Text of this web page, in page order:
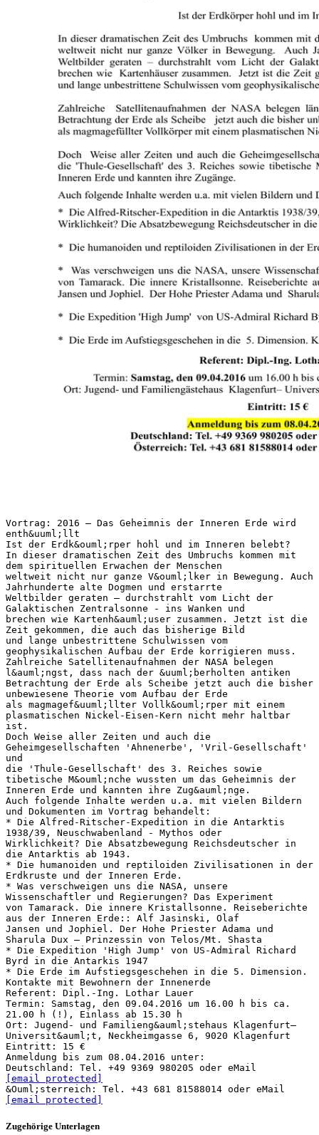
Vortrag: 2016 – Das Geheimnis der Inneren Erde wird
enth&uuml;llt
Ist der Erdk&ouml;rper hohl und im Inneren belebt?
In dieser dramatischen Zeit des Umbruchs kommen mit
dem spirituellen Erwachen der Menschen
weltweit nicht nur ganze V&ouml;lker in Bewegung. Auch
Jahrhunderte alte Dogmen und erstarrte
Weltbilder geraten – durchstrahlt vom Licht der
Galaktischen Zentralsonne - ins Wanken und
brechen wie Kartenh&auml;user zusammen. Jetzt ist die
Zeit gekommen, die auch das bisherige Bild
und lange unbestrittene Schulwissen vom
geophysikalischen Aufbau der Erde korrigieren muss.
Zahlreiche Satellitenaufnahmen der NASA belegen
l&auml;ngst, dass nach der &uuml;berholten antiken
Betrachtung der Erde als Scheibe jetzt auch die bisher
unbewiesene Theorie vom Aufbau der Erde
als magmagef&uuml;llter Vollk&ouml;rper mit einem
plasmatischen Nickel-Eisen-Kern nicht mehr haltbar
ist.
Doch Weise aller Zeiten und auch die
Geheimgesellschaften 'Ahnenerbe', 'Vril-Gesellschaft'
und
die 'Thule-Gesellschaft' des 3. Reiches sowie
tibetische M&ouml;nche wussten um das Geheimnis der
Inneren Erde und kannten ihre Zug&auml;nge.
Auch folgende Inhalte werden u.a. mit vielen Bildern
und Dokumenten im Vortrag behandelt:
* Die Alfred-Ritscher-Expedition in die Antarktis
1938/39, Neuschwabenland - Mythos oder
Wirklichkeit? Die Absatzbewegung Reichsdeutscher in
die Antarktis ab 1943.
* Die humanoiden und reptiloiden Zivilisationen in der
Erdkruste und der Inneren Erde.
* Was verschweigen uns die NASA, unsere
Wissenschaftler und Regierungen? Das Experiment
von Tamarack. Die innere Kristallsonne. Reiseberichte
aus der Inneren Erde:: Alf Jasinski, Olaf
Jansen und Jophiel. Der Hohe Priester Adama und
Sharula Dux – Prinzessin von Telos/Mt. Shasta
* Die Expedition 'High Jump' von US-Admiral Richard
Byrd in die Antarkis 1947
* Die Erde im Aufstiegsgeschehen in die 5. Dimension.
Kontakte mit Bewohnern der Innenerde
Referent: Dipl.-Ing. Lothar Lauer
Termin: Samstag, den 09.04.2016 um 16.00 h bis ca.
21.00 h (!), Einlass ab 15.30 h
Ort: Jugend- und Familieng&auml;stehaus Klagenfurt–
Universit&auml;t, Neckheimgasse 6, 9020 Klagenfurt
Eintritt: 15 €
Anmeldung bis zum 08.04.2016 unter:
Deutschland: Tel. +49 9369 980205 oder eMail
[email protected]
&Ouml;sterreich: Tel. +43 681 81588014 oder eMail
[email protected]
Zugehörige Unterlagen